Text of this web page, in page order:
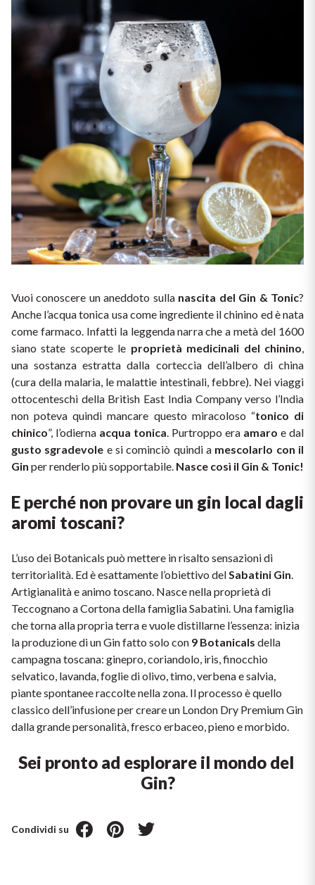
Vuoi conoscere un aneddoto sulla nascita del Gin & Tonic?
Anche l’acqua tonica usa come ingrediente il chinino ed è nata
come farmaco. Infatti la leggenda narra che a metà del 1600
siano state scoperte le proprietà medicinali del chinino,
una sostanza estratta dalla corteccia dell’albero di china
(cura della malaria, le malattie intestinali, febbre). Nei viaggi
ottocenteschi della British East India Company verso l’India
non poteva quindi mancare questo miracoloso “tonico di
chinico”, l’odierna acqua tonica. Purtroppo era amaro
gusto sgradevole e si cominciò quindi a mescolarlo con il
Gin per renderlo più sopportabile. Nasce così il Gin & Tonic!
E perché non provare un gin local dagli
aromi toscani?
L’uso dei Botanicals può mettere in risalto sensazioni di
territorialità. Ed è esattamente l’obiettivo del Sabatini Gin.
Artigianalità e animo toscano. Nasce nella proprietà di
Teccognano a Cortona della famiglia Sabatini. Una famiglia
che torna alla propria terra e vuole distillarne l’essenza: inizia
la produzione di un Gin fatto solo con 9 Botanicals della
campagna toscana: ginepro, coriandolo, iris, finocchio
selvatico, lavanda, foglie di olivo, timo, verbena e salvia,
piante spontanee raccolte nella zona. Il processo è quello
classico dell’infusione per creare un London Dry Premium Gin
dalla grande personalità, fresco erbaceo, pieno e morbido.
Sei pronto ad esplorare il mondo del
Gin?
Condividi su